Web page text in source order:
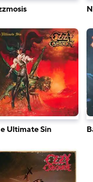
Ultimate Sin